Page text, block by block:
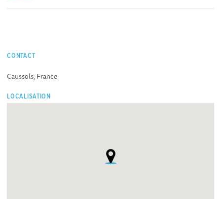
CONTACT
Caussols, France
LOCALISATION